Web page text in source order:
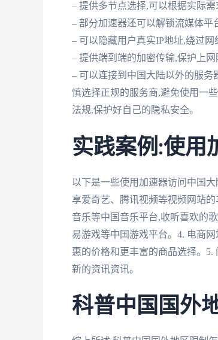
– 提供多节点选择,可以根据实际需
– 部分加速器还可以解锁流媒体平
– 可以隐藏用户真实IP地址,绕过网
– 提供端到端的加密传输,保护上网
– 可以连接到中国大陆以外的服
慎选择正规的服务商,避免使用一
法规,保护好自己的隐私安全。
实践案例:使用
以下是一些使用加速器访问中国
享爱奇艺、腾讯视频等视频网站
音乐等中国音乐平台,收听喜欢的
易游戏等中国游戏平台。4. 电商
惠的价格和更丰富的商品选择。
新的资讯资讯。
科普中国国外